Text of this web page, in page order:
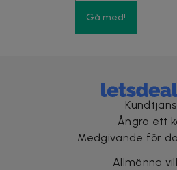
Gå med!
Ångra ett
Medgivande för
Allmänna